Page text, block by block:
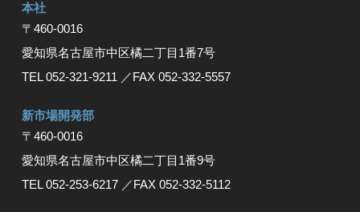
本社
〒460-0016
愛知県名古屋市中区橘⼆丁⽬1番7号
TEL 052-321-9211 ／FAX 052-332-5557
新市場開発部
〒460-0016
愛知県名古屋市中区橘二丁目1番9号
TEL 052-253-6217 ／FAX 052-332-5112